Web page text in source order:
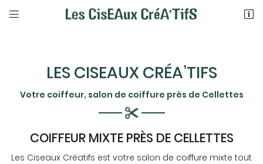
 
LES CISEAUX CRÉA’TIFS
Votre coiffeur, salon de coiffure près de Cellettes
COIFFEUR MIXTE PRÈS DE CELLETTES
Les Ciseaux Créatifs est votre salon de coiffure mixte tout